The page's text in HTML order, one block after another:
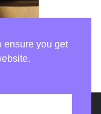
ensure you get